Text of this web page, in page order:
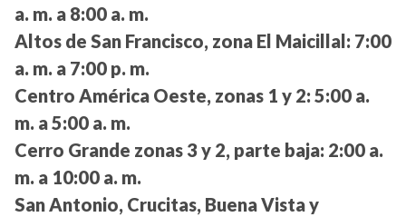
a. m. a 8:00 a. m.
Altos de San Francisco, zona El Maicillal: 7:00
a. m. a 7:00 p. m.
Centro América Oeste, zonas 1 y 2: 5:00 a.
m. a 5:00 a. m.
Cerro Grande zonas 3 y 2, parte baja: 2:00 a.
m. a 10:00 a. m.
San Antonio, Crucitas, Buena Vista y